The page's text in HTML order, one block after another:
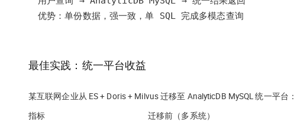
优势：单份数据，强一致，单 SQL 完成多模态查询
最佳实践：统一平台收益
某互联网企业从 ES + Doris + Milvus 迁移至 AnalyticDB MySQL 统一平台：
指标 迁移前（多系统）